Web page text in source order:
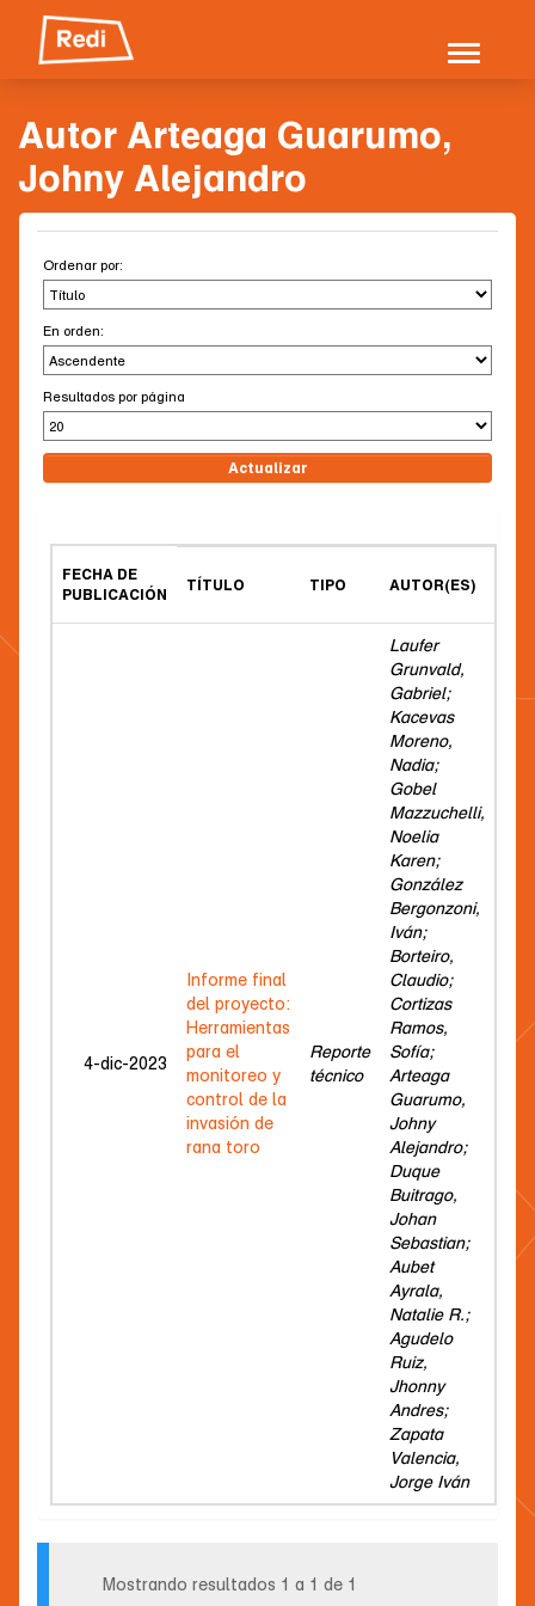
navigation
Autor Arteaga Guarumo,
Johny Alejandro
Ordenar por:
En orden:
Resultados por página
FECHA DE
PUBLICACIÓN
TÍTULO TIPO AUTOR(ES)
4-dic-2023
Informe final
del proyecto:
Herramientas
para el
monitoreo y
control de la
invasión de
rana toro
Reporte
técnico
Laufer
Grunvald,
Gabriel;
Kacevas
Moreno,
Nadia;
Gobel
Mazzuchelli,
Noelia
Karen;
González
Bergonzoni,
Iván;
Borteiro,
Claudio;
Cortizas
Ramos,
Sofía;
Arteaga
Guarumo,
Johny
Alejandro;
Duque
Buitrago,
Johan
Sebastian;
Aubet
Ayrala,
Natalie R.;
Agudelo
Ruiz,
Jhonny
Andres;
Zapata
Valencia,
Jorge Iván
Mostrando resultados 1 a 1 de 1